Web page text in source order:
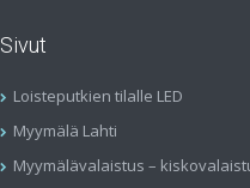
Sivut
Loisteputkien tilalle LED
Myymälä Lahti
Myymälävalaistus –